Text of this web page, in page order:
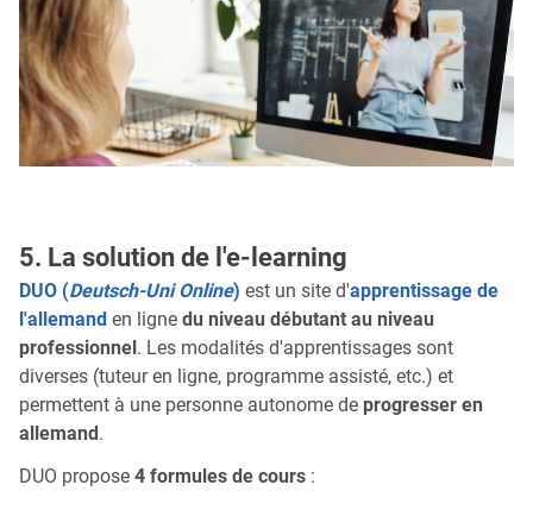
5. La solution de l'e-learning
DUO (Deutsch-Uni Online) est un site d'apprentissage de
l'allemand en ligne du niveau débutant au niveau
professionnel. Les modalités d'apprentissages sont
diverses (tuteur en ligne, programme assisté, etc.) et
permettent à une personne autonome de progresser en
allemand.
DUO propose 4 formules de cours :